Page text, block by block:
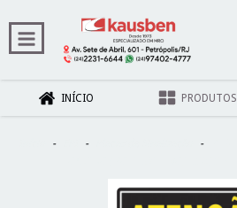
INÍCIO PRODUTOS
- - -